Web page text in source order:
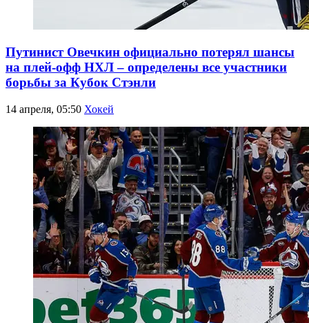
Путинист Овечкин официально потерял шансы
на плей-офф НХЛ – определены все участники
борьбы за Кубок Стэнли
14 апреля, 05:50 Хокей